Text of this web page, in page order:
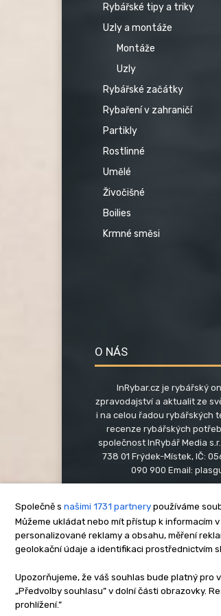
Rybářské tipy a triky
Uzly a montáže
Montáže
Uzly
Rybářské začátky
Rybaření v zahraničí
Partikly
Rostlinné
Umělé
Živočišné
Boilies
Krmné směsi
O NÁS
InRybar.cz je rybářský
zpravodajství a aktualit ze
i na celou řadou rybářských
recenze rybářských
společnost InRybář Media
738 01 Frýdek-Místek, IČ:
090 900 Email:
O
Copyright
Společně s našimi 1731 partnery používáme
Můžeme ukládat nebo mít přístup k informacím
personalizované reklamy a obsahu, měření
geolokační údaje a identifikaci prostřednictvím
Upozorňujeme, že váš souhlas bude platný pro
„Předvolby souhlasu” v dolní části obrazovky.
prohlížení.”